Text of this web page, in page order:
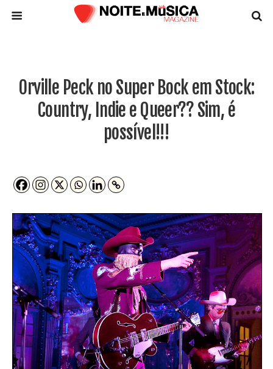
Orville Peck no Super Bock em Stock:
Country, Indie e Queer?? Sim, é
possível!!!